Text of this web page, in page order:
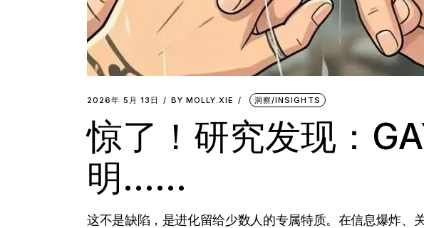
2026年 5月 13日 BY MOLLY.XIE 洞察/INSIGHTS
惊了！研究发现：
明……
这不是缺陷，是进化留给少数人的专属特质。在信息爆炸